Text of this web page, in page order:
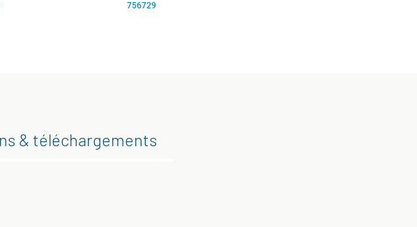
756729
& téléchargements